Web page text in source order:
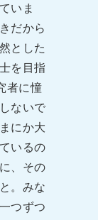
いま
だから
とした
を目指
者に憧
ないで
にか大
いるの
、その
。みな
つずつ